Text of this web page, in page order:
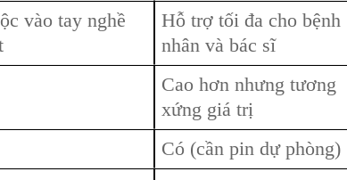
vào tay nghề
Hỗ trợ tối đa cho bệnh
nhân và bác sĩ
Cao hơn nhưng tương
xứng giá trị
Có (cần pin dự phòng)